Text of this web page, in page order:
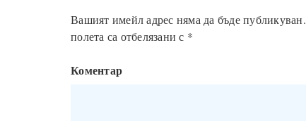
Вашият имейл адрес няма да бъде публикуван.
полета са отбелязани с *
Коментар